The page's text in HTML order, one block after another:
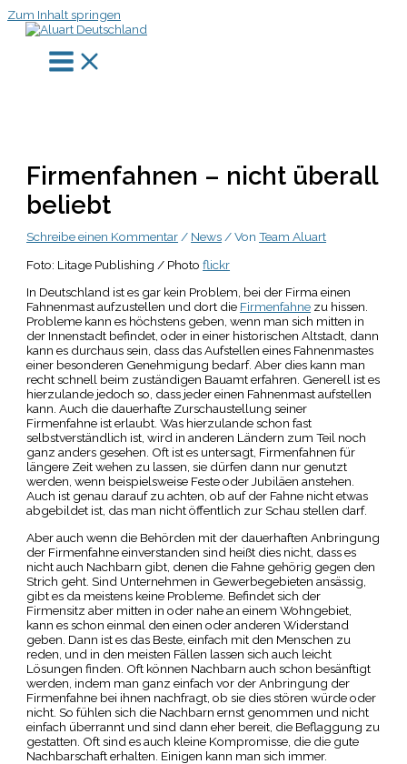
Zum Inhalt springen
Firmenfahnen – nicht überall
beliebt
Schreibe einen Kommentar / News / VonTeam Aluart
Foto: Litage Publishing / Photoflickr
In Deutschland ist es gar kein Problem, bei der Firma einen
Fahnenmast aufzustellen und dort die Firmenfahne zu hissen.
Probleme kann es höchstens geben, wenn man sich mitten in
der Innenstadt befindet, oder in einer historischen Altstadt, dann
kann es durchaus sein, dass das Aufstellen eines Fahnenmastes
einer besonderen Genehmigung bedarf. Aber dies kann man
recht schnell beim zuständigen Bauamt erfahren. Generell ist es
hierzulande jedoch so, dass jeder einen Fahnenmast aufstellen
kann. Auch die dauerhafte Zurschaustellung seiner
Firmenfahne ist erlaubt. Was hierzulande schon fast
selbstverständlich ist, wird in anderen Ländern zum Teil noch
ganz anders gesehen. Oft ist es untersagt, Firmenfahnen für
längere Zeit wehen zu lassen, sie dürfen dann nur genutzt
werden, wenn beispielsweise Feste oder Jubiläen anstehen.
Auch ist genau darauf zu achten, ob auf der Fahne nicht etwas
abgebildet ist, das man nicht öffentlich zur Schau stellen darf.
Aber auch wenn die Behörden mit der dauerhaften Anbringung
der Firmenfahne einverstanden sind heißt dies nicht, dass es
nicht auch Nachbarn gibt, denen die Fahne gehörig gegen den
Strich geht. Sind Unternehmen in Gewerbegebieten ansässig,
gibt es da meistens keine Probleme. Befindet sich der
Firmensitz aber mitten in oder nahe an einem Wohngebiet,
kann es schon einmal den einen oder anderen Widerstand
geben. Dann ist es das Beste, einfach mit den Menschen zu
reden, und in den meisten Fällen lassen sich auch leicht
Lösungen finden. Oft können Nachbarn auch schon besänftigt
werden, indem man ganz einfach vor der Anbringung der
Firmenfahne bei ihnen nachfragt, ob sie dies stören würde oder
nicht. So fühlen sich die Nachbarn ernst genommen und nicht
einfach überrannt und sind dann eher bereit, die Beflaggung zu
gestatten. Oft sind es auch kleine Kompromisse, die die gute
Nachbarschaft erhalten. Einigen kann man sich immer.